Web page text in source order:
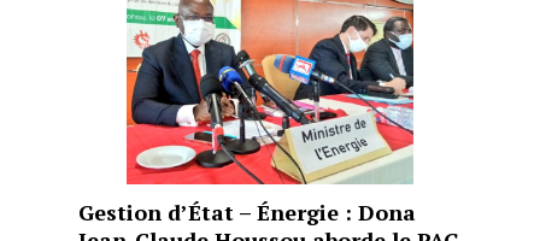
Gestion d’État – Énergie : Dona